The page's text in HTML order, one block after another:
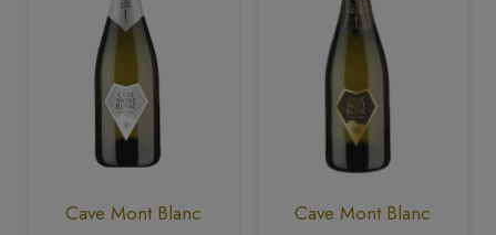
Cave Mont Blanc
Cave Mont Blanc